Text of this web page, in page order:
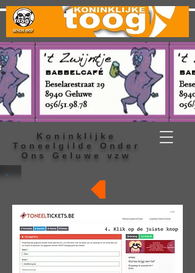
Koninklijke
Toneelgilde Onder
Ons Geluwe vzw